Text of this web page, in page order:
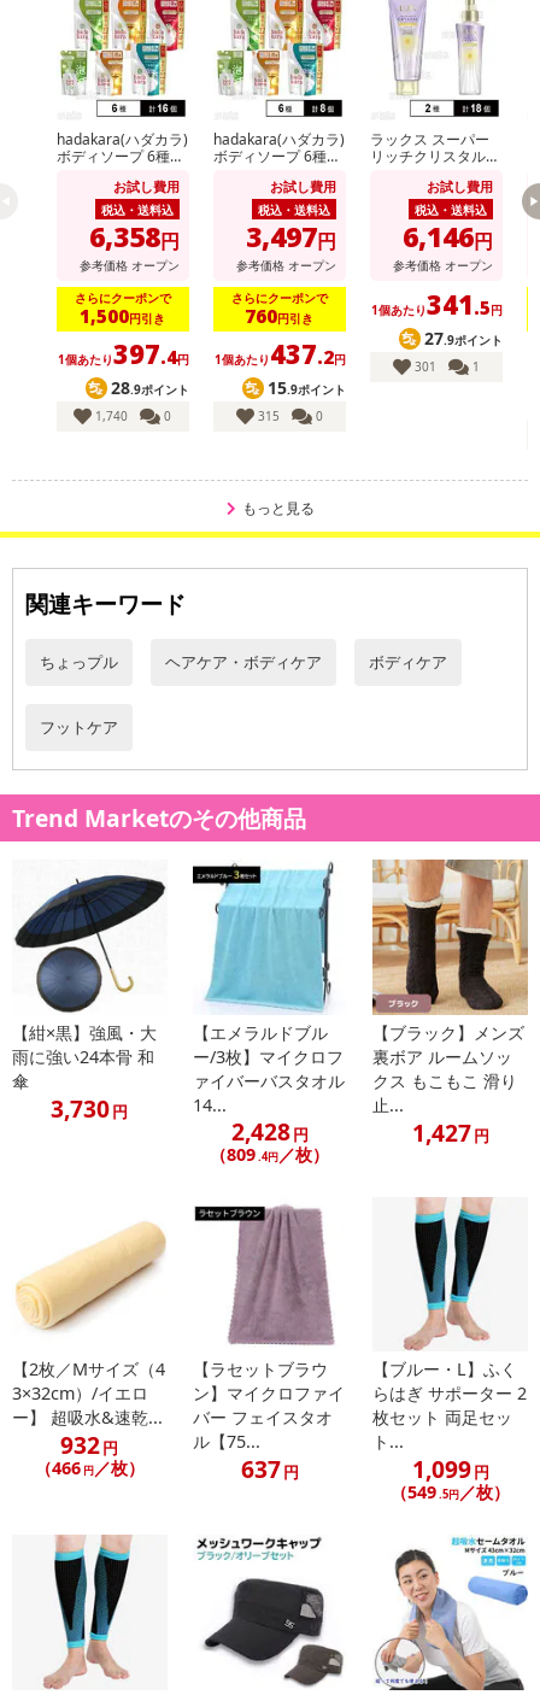
のでご了承ください。
【キャンセルについて】
※お申込み後のキャンセルはお受けできません。
記載されている内容を必ずご確認いただき、お届けする商品セット
にご納得いただきましたうえでお申し込みください。
※パッケージ変更や商品リニューアル（成分など含む）等により、
参考の掲載画像や画像内のバーコードなど、お届け商品と多少異な
る場合がございます。
また、[新たな加工食品の原料原産地表示制度]の経過措置期間の終
了により、商品詳細内に記載の原産国・原材料の表記が旧表記の場
合がございます。
あらかじめご了承いただいた上でお申込みください。なお、本理由
によるお申込み後のキャンセル・返品交換は対応いたしかねます。
※d払い、PayPay、au PAY、au PAY（auかんたん決済）、ソフトバ
ンクまとめて支払い、楽天ペイ、メルペイ、AEON Pay、Amazon
【配送伝票番号について】
伝票番号がマイページに表示されない場合もございます。
【配送日時の指定について】
配送日、配送時間が異なる可能性がございます。
カート機能をご利用の場合は、配送日時指定をご利用いただけませ
ん。
発送日カレンダー
その他共通および商品カテゴリー別注意事項（※必ずご確認くだ
さい）
こちらの情報は 2026年07月09日 時点での情報となります。
hadakara(ハダカラ)
ボディソープ 6種セ
お試し費用
税込・送料込
6,358円
参考価格 オープン
さらにクーポンで
1,500円引き
1個あたり397.4円
28.9ポイント
1,740
0
hadakara(ハダカラ)
ボディソープ 6種セ
お試し費用
税込・送料込
3,497円
参考価格 オープン
さらにクーポンで
760円引き
1個あたり 437.2円
15.9ポイント
315
0
ラックス スーパー
リッチクリスタル
ア ヘアパック 180g
/ オイル 90ml
お試し費用
税込・送料込
6,146円
参考価格 オープン
1個あたり341.5円
27.9ポイント
301
1
もっと見る
関連キーワード
ちょっプル ヘアケア・ボディケア ボディケア
フットケア
Trend Marketのその他商品
【紺×黒】強風・大
雨に強い24本骨 和
傘
3,730円
【エメラルドブル
ー/3枚】マイクロフ
ァイバーバスタオル
14...
2,428円
（809.4円 ／枚）
【ブラック】メンズ
裏ボア ルームソッ
クス もこもこ 滑り
止...
1,427円
【2枚／Mサイズ（4
3×32cm）/イエロ
ー】 超吸水&速乾...
932円
（466 円／枚）
【ラセットブラウ
ン】マイクロファイ
バー フェイスタオ
ル【75...
637円
【ブルー・L】ふく
らはぎ サポーター 2
枚セット 両足セッ
ト...
1,099円
（549.5円／枚）